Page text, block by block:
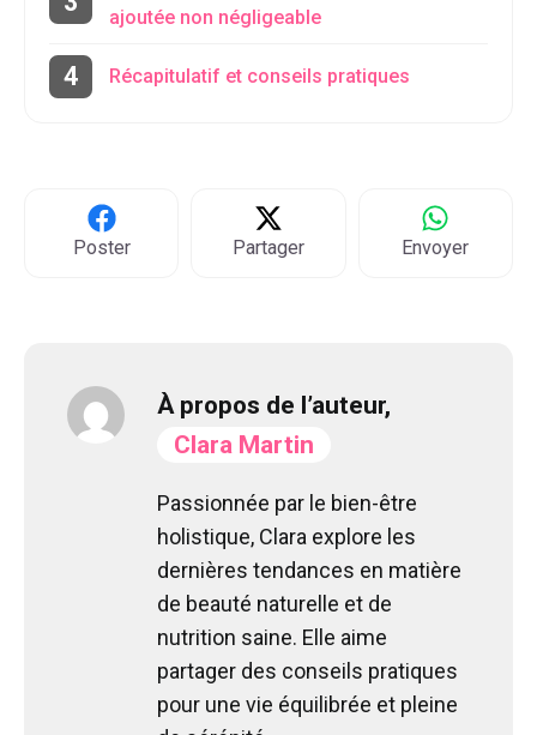
ajoutée non négligeable
Récapitulatif et conseils pratiques
Poster Partager Envoyer
À propos de l’auteur,
Clara Martin
Passionnée par le bien-être
holistique, Clara explore les
dernières tendances en matière
de beauté naturelle et de
nutrition saine. Elle aime
partager des conseils pratiques
pour une vie équilibrée et pleine